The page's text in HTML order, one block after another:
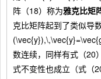
阵（18）称为雅克比矩
克比矩阵起到了类似导
数连续，同样有式（20
式不变性也成立（式（